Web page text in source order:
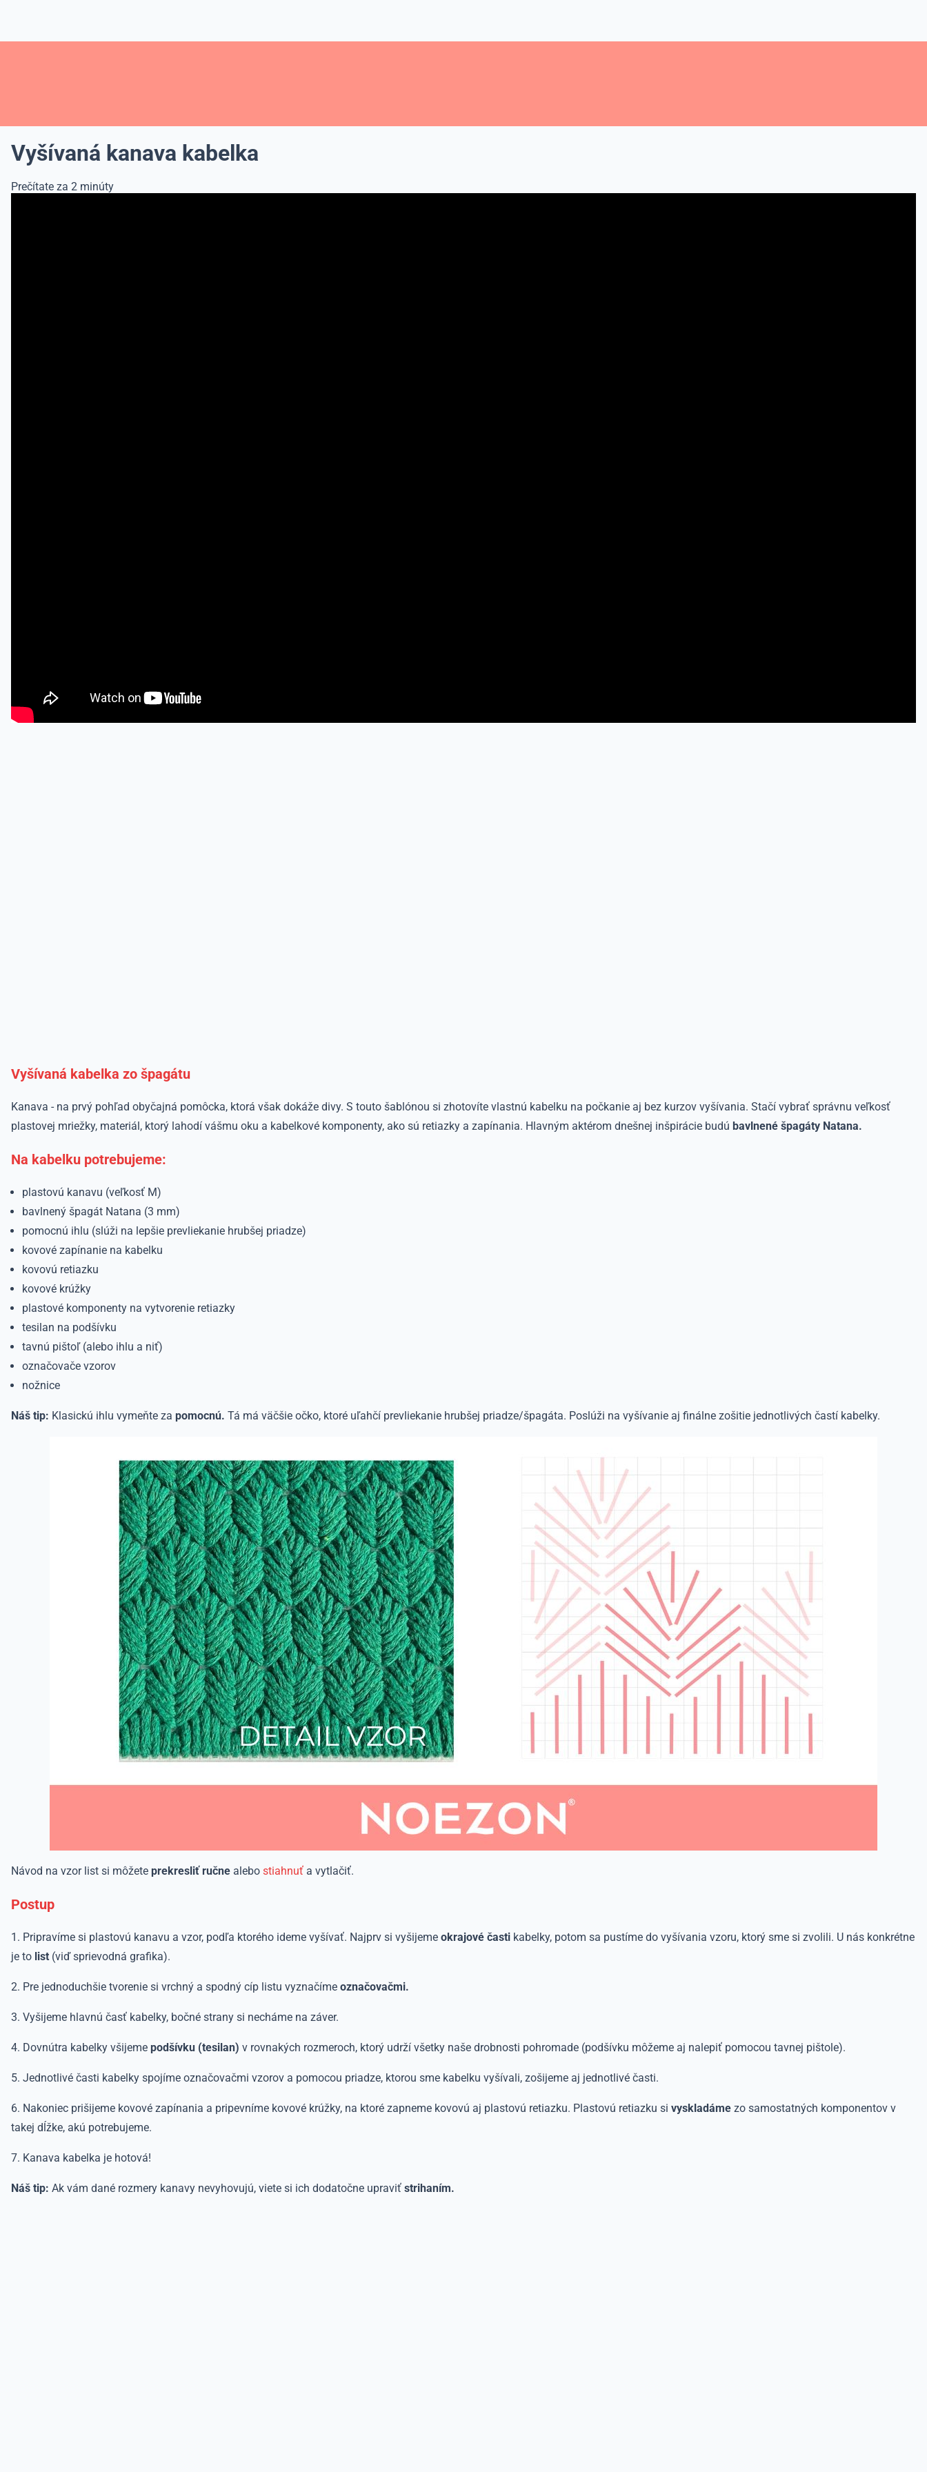
Vyšívaná kanava kabelka
Prečítate za 2 minúty
Vyšívaná kabelka zo špagátu
Kanava - na prvý pohľad obyčajná pomôcka, ktorá však dokáže divy. S touto šablónou si zhotovíte vlastnú kabelku na počkanie aj bez kurzov vyšívania. Stačí vybrať správnu veľkosť
plastovej mriežky, materiál, ktorý lahodí vášmu oku a kabelkové komponenty, ako sú retiazky a zapínania. Hlavným aktérom dnešnej inšpirácie budú bavlnené špagáty Natana.
Na kabelku potrebujeme:
plastovú kanavu (veľkosť M)
bavlnený špagát Natana (3 mm)
pomocnú ihlu (slúži na lepšie prevliekanie hrubšej priadze)
kovové zapínanie na kabelku
kovovú retiazku
kovové krúžky
plastové komponenty na vytvorenie retiazky
tesilan na podšívku
tavnú pištoľ (alebo ihlu a niť)
označovače vzorov
nožnice
Náš tip: Klasickú ihlu vymeňte za pomocnú. Tá má väčšie očko, ktoré uľahčí prevliekanie hrubšej priadze/špagáta. Poslúži na vyšívanie aj finálne zošitie jednotlivých častí kabelky.
Návod na vzor list si môžete prekresliť ručne alebo stiahnuť a vytlačiť.
Postup
1. Pripravíme si plastovú kanavu a vzor, podľa ktorého ideme vyšívať. Najprv si vyšijeme okrajové časti kabelky, potom sa pustíme do vyšívania vzoru, ktorý sme si zvolili. U nás konkrétne
je to list (viď sprievodná grafika).
2. Pre jednoduchšie tvorenie si vrchný a spodný cíp listu vyznačíme označovačmi.
3. Vyšijeme hlavnú časť kabelky, bočné strany si necháme na záver.
4. Dovnútra kabelky všijeme podšívku (tesilan) v rovnakých rozmeroch, ktorý udrží všetky naše drobnosti pohromade (podšívku môžeme aj nalepiť pomocou tavnej pištole).
5. Jednotlivé časti kabelky spojíme označovačmi vzorov a pomocou priadze, ktorou sme kabelku vyšívali, zošijeme aj jednotlivé časti.
6. Nakoniec prišijeme kovové zapínania a pripevníme kovové krúžky, na ktoré zapneme kovovú aj plastovú retiazku. Plastovú retiazku si vyskladáme zo samostatných komponentov v
takej dĺžke, akú potrebujeme.
7. Kanava kabelka je hotová!
Náš tip: Ak vám dané rozmery kanavy nevyhovujú, viete si ich dodatočne upraviť strihaním.